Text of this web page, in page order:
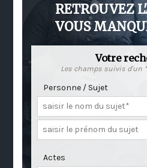
RETROUVEZ
VOUS
Votre
Les champs suivis d'un
Personne / Sujet
Actes